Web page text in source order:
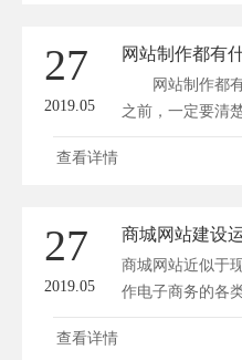
27
2019.05
网站制作都有
网站制作都
之前，一定要清
查看详情
27
2019.05
商城网站建设
商城网站近似于
作电子商务的各
的...
查看详情